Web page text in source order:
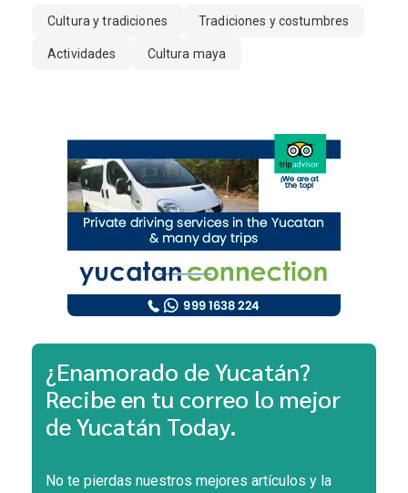
Cultura y tradiciones Tradiciones y costumbres
Actividades Cultura maya
¿Enamorado de Yucatán?
Recibe en tu correo lo mejor
de Yucatán Today.
No te pierdas nuestros mejores artículos y la